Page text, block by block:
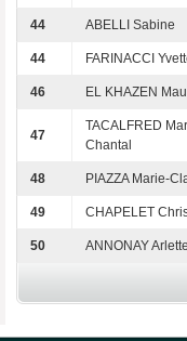
44 ABELLI Sabine
44 FARINACCI
46 EL KHAZEN
47
TACALFRED
Chantal
48 PIAZZA Marie-
49 CHAPELET
50 ANNONAY